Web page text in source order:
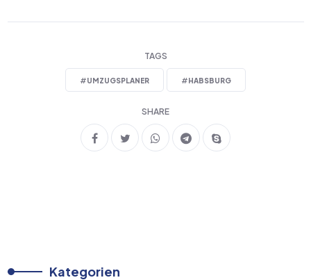
TAGS
#UMZUGSPLANER #HABSBURG
SHARE
Kategorien